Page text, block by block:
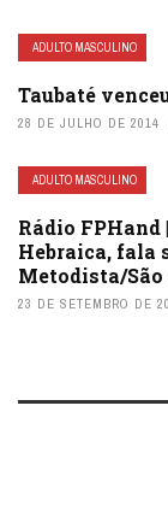
ADULTO MASCULINO
Taubaté
28 DE JULHO DE 2014
ADULTO MASCULINO
Rádio
Hebraica, fala
Metodista/São
23 DE SETEMBRO DE